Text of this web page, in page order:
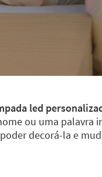
led
ou uma palavra
decorá-la e